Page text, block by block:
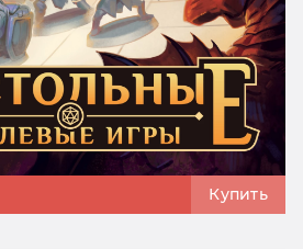
Купить